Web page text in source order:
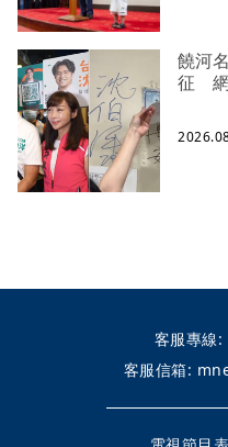
饒河
征 網
客服專線:
客服信箱: